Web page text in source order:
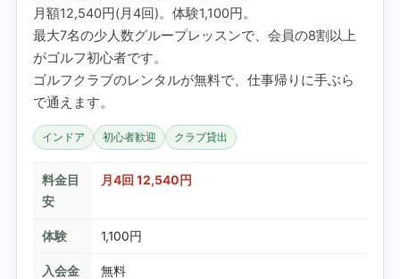
月額12,540円(月4回)。体験1,100円。
最大7名の少人数グループレッスンで、会員の8割以上
がゴルフ初心者です。
ゴルフクラブのレンタルが無料で、仕事帰りに手ぶら
で通えます。
インドア 初心者歓迎 クラブ貸出
料金目
安
月4回 12,540円
体験 1,100円
入会金 無料